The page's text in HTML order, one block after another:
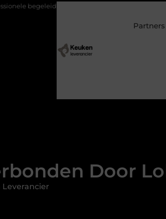
bij pijn en herstel
Partners
Door